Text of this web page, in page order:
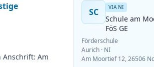
Anschrift: Am
SC VIA NI
Schule am
FöS GE
Förderschule
Aurich · NI
Am Moortief 12, 26506